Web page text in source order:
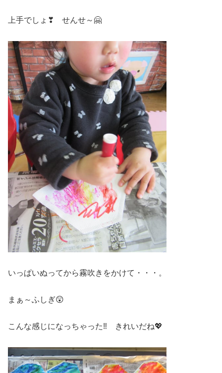
上手でしょ❣ せんせ～🤗
いっぱいぬってから霧吹きをかけて・・・。
まぁ～ふしぎ😲
こんな感じになっちゃった‼ きれいだね💖